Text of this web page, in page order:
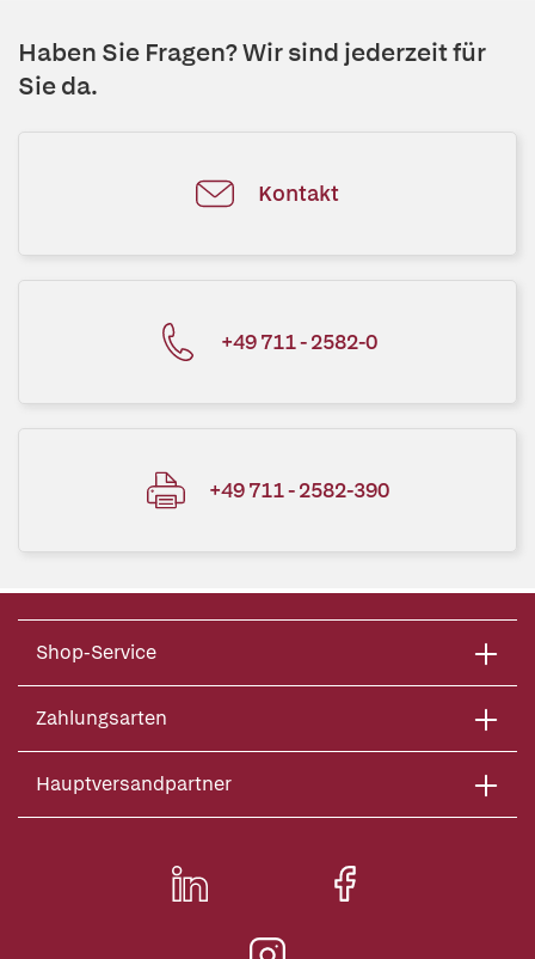
Haben Sie Fragen? Wir sind jederzeit für
Sie da.
Kontakt
+49 711 - 2582-0
+49 711 - 2582-390
Shop-Service
Zahlungsarten
Hauptversandpartner